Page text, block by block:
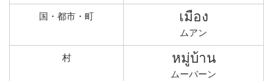
国・都市・町 เมือง
ムアン
村 หมู่บ้าน
ムーバーン